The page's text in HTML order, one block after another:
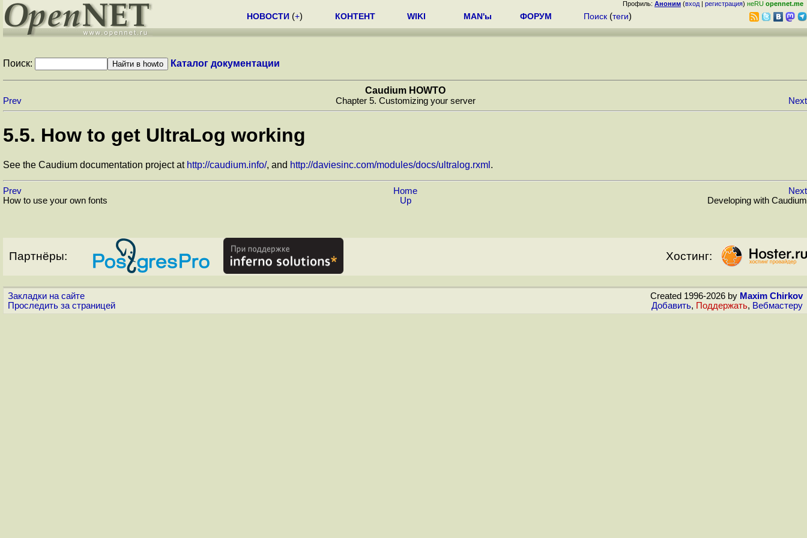
Профиль: Аноним (вход | регистрация) неRU opennet.me
НОВОСТИ (+) КОНТЕНТ WIKI MAN'ы ФОРУМ Поиск (теги)
Поиск: Каталог документации
Caudium HOWTO
Prev Chapter 5. Customizing your server Next
5.5. How to get UltraLog working
See the Caudium documentation project at http://caudium.info/, and http://daviesinc.com/modules/docs/ultralog.rxml .
Prev Home
Next
How to use your own fonts
Up Developing with Caudium
Партнёры: Хостинг:
Закладки на сайте
Проследить за страницей
Created 1996-2026 by Maxim Chirkov
Добавить, Поддержать, Вебмастеру